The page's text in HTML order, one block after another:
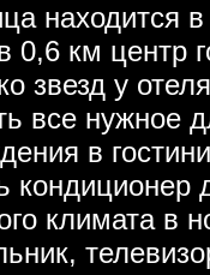
находится в
0,6 км центр
звезд у
все нужное
в
кондиционер
климата в